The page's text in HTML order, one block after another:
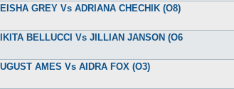
GREY Vs ADRIANA CHECHIK (O8)
BELLUCCI Vs JILLIAN JANSON (O6
AMES Vs AIDRA FOX (O3)